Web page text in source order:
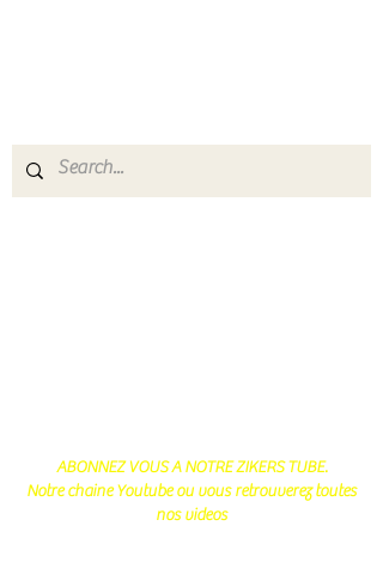
ABONNEZ VOUS A NOTRE ZIKERS TUBE.
Notre chaine Youtube ou vous retrouverez toutes
nos videos